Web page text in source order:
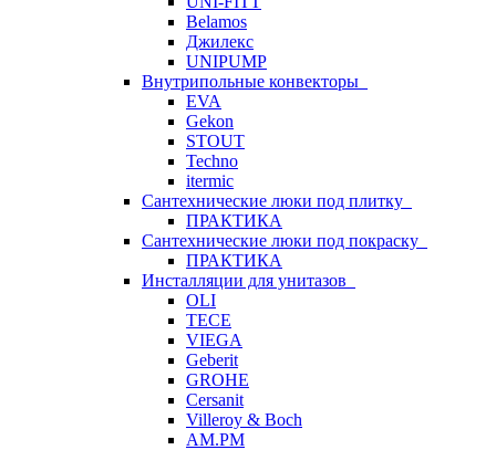
Belamos
Джилекс
UNIPUMP
Внутрипольные конвекторы
EVA
Gekon
STOUT
Techno
itermic
Сантехнические люки под плитку
ПРАКТИКА
Сантехнические люки под покраску
ПРАКТИКА
Инсталляции для унитазов
OLI
TECE
VIEGA
Geberit
GROHE
Cersanit
Villeroy & Boch
AM.PM